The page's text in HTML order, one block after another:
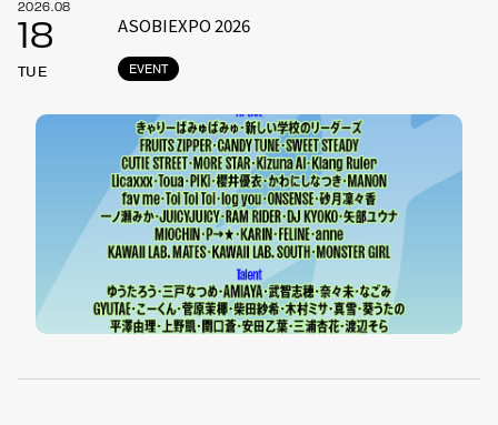
2026.08
18
TUE EVENT
ASOBIEXPO 2026